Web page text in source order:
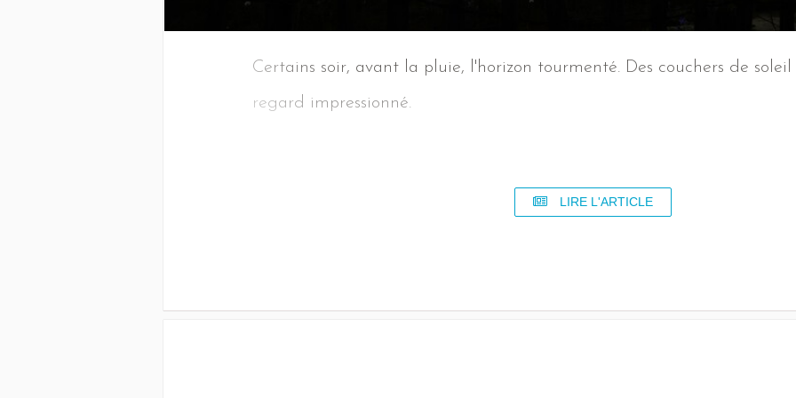
Certains soir, avant la pluie, l'horizon tourmenté. Des couchers de
regard impressionné.
LIRE L'ARTICLE